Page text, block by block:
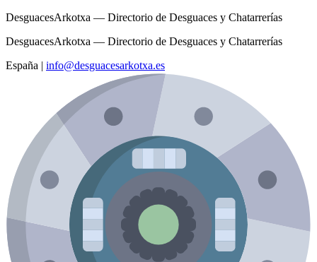
DesguacesArkotxa — Directorio de Desguaces y Chatarrerías
DesguacesArkotxa — Directorio de Desguaces y Chatarrerías
España | info@desguacesarkotxa.es